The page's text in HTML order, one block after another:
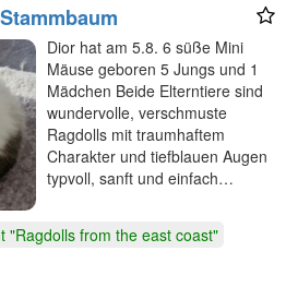
Dior hat am 5.8. 6 süße Mini
Mäuse geboren 5 Jungs und 1
Mädchen Beide Elterntiere sind
wundervolle, verschmuste
Ragdolls mit traumhaftem
Charakter und tiefblauen Augen
typvoll, sanft und einfach…
"Ragdolls from the east coast"